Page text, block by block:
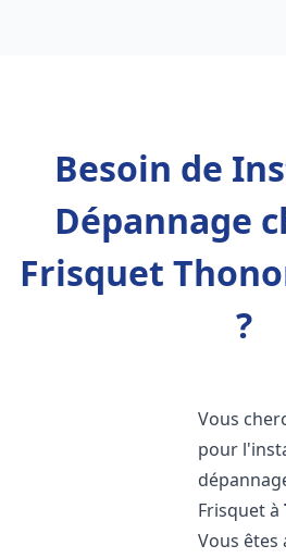
Besoin de
Dépannage
Frisquet
?
Vous
pour
Frisquet à
Vous